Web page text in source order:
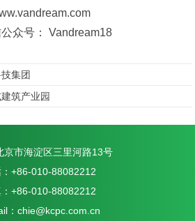
众号： Vandream18
集团
筑产业园
京市海淀区三里河路13号
：+86-010-88082212
+86-010-88082212
：chie@kcpc.com.cn